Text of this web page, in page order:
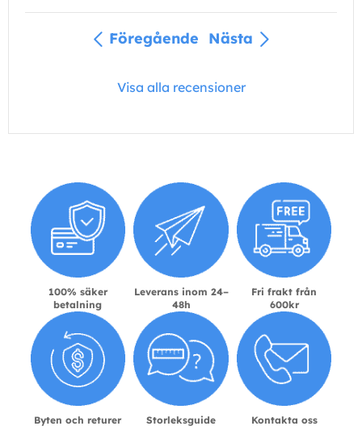
Föregående Nästa
Visa alla recensioner
100% säker
betalning
Leverans inom 24–
48h
Fri frakt från
600kr
Byten och returer Storleksguide Kontakta oss